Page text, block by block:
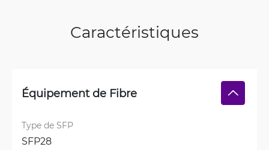
Caractéristiques
Équipement de Fibre
Type de SFP
SFP28